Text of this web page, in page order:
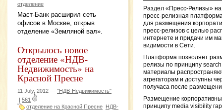
отделение
Маст-Банк расширил сеть
офисов в Москве, открыв
отделение «Земляной вал».
Открылось новое
отделение «НДВ-
Недвижимость» на
Красной Пресне
11 July, 2012 — "НДВ-Недвижимость"
| 561
отделение на Красной Пресне НДВ-
Раздел «Пресс-Релизы»
пресс-релизная
для размещения
пресс-релизов с целью
интернете и придачи им
видимости в Сети.
Платформа позволяет
релизы по принципу search
материалы
агрегаторам и доступны
получаса после
Размещение
принципу media visibility